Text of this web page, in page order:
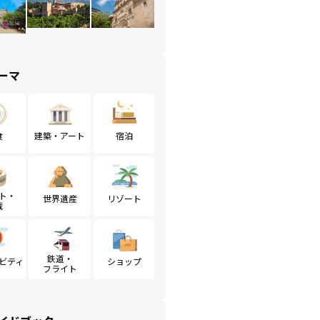
マ
建築・アート 宿泊
・
世界遺産 リゾート
ティ
鉄道・
フライト
ショップ